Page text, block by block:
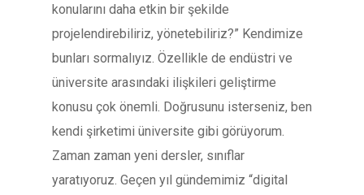
konularını daha etkin bir şekilde
projelendirebiliriz, yönetebiliriz?” Kendimize
bunları sormalıyız. Özellikle de endüstri ve
üniversite arasındaki ilişkileri geliştirme
konusu çok önemli. Doğrusunu isterseniz, ben
kendi şirketimi üniversite gibi görüyorum.
Zaman zaman yeni dersler, sınıflar
yaratıyoruz. Geçen yıl gündemimiz “digital